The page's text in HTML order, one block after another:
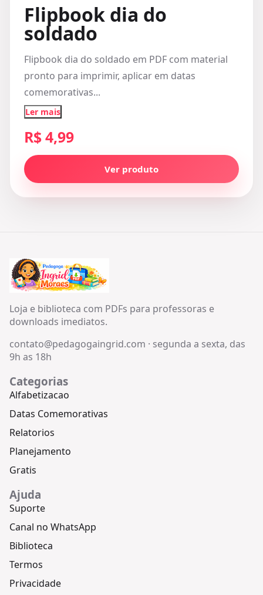
Flipbook dia do
soldado
Flipbook dia do soldado em PDF com material
pronto para imprimir, aplicar em datas
comemorativas...
Ler mais
R$ 4,99
Ver produto
Loja e biblioteca com PDFs para professoras e
downloads imediatos.
contato@pedagogaingrid.com · segunda a sexta, das
9h as 18h
Categorias
Alfabetizacao
Datas Comemorativas
Relatorios
Planejamento
Gratis
Ajuda
Suporte
Canal no WhatsApp
Biblioteca
Termos
Privacidade